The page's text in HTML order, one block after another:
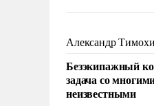
мужественным и
ударами судьбы,
ответственность,
слабым, идти
адаптироваться.
Александр
Безэкипажный
задача со
неизвестными